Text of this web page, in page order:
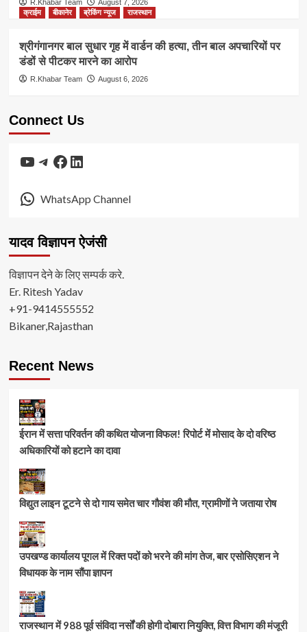
R.Khabar Team
August 7, 2026
क्राईम
बीकानेर ब्रेकिंग न्यूज राजस्थान
श्रीगंगानगर बाल सुधार गृह में वार्डन की हत्या, तीन बाल अपचारियों पर
डंडों से पीटकर मारने का आरोप
R.Khabar Team August 6, 2026
Connect Us
YouTube
Telegram
Facebook
LinkedIn
WhatsApp Channel
यादव विज्ञापन ऐजंसी
विज्ञापन देने के लिए सम्पर्क करे.
Er. Ritesh Yadav
+91-9414555552
Bikaner,Rajasthan
Recent News
ईरान में सत्ता परिवर्तन की कथित योजना विफल! रिपोर्ट में मोसाद के दो वरिष्ठ
अधिकारियों को हटाने का दावा
विद्युत लाइन टूटने से दो गाय समेत चार गौवंश की मौत, ग्रामीणों ने जताया रोष
उपखण्ड कार्यालय पूगल में रिक्त पदों को भरने की मांग तेज, बार एसोसिएशन ने
विधायक के नाम सौंपा ज्ञापन
राजस्थान में 988 पूर्व संविदा नर्सों की होगी दोबारा नियुक्ति, वित्त विभाग की मंजूरी